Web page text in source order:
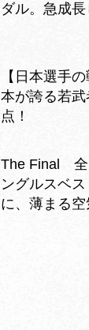
ダル。急成長
【日本選手
本が誇る若
点！
The Final 全
ングルスベ
に、薄まる空